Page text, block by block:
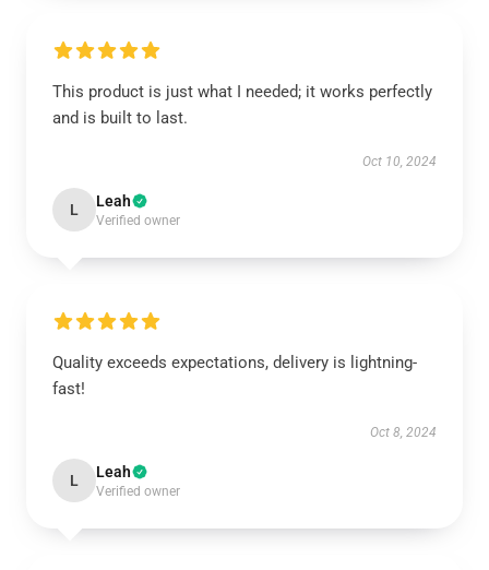
This product is just what I needed; it works perfectly
and is built to last.
Oct 10, 2024
L Leah
Verified owner
Quality exceeds expectations, delivery is lightning-
fast!
Oct 8, 2024
L Leah
Verified owner